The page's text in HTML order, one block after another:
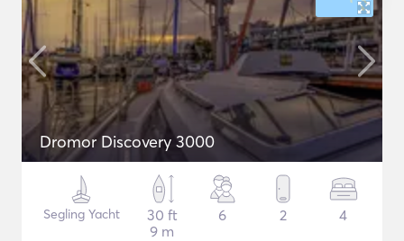
Dromor Discovery 3000
Segling Yacht
30 ft
9 m
6 2 4